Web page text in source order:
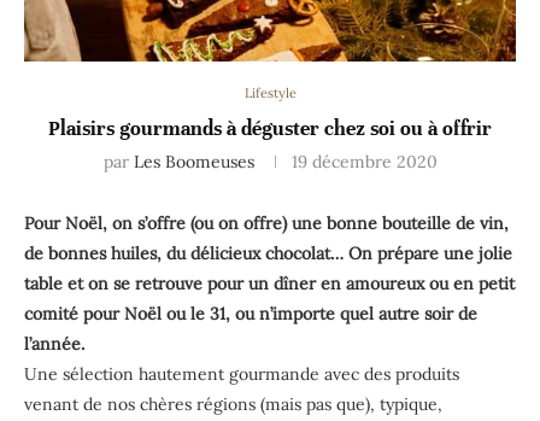
Lifestyle
Plaisirs gourmands à déguster chez soi ou à offrir
par Les Boomeuses 19 décembre 2020
Pour Noël, on s’offre (ou on offre) une bonne bouteille de vin,
de bonnes huiles, du délicieux chocolat… On prépare une jolie
table et on se retrouve pour un dîner en amoureux ou en petit
comité pour Noël ou le 31, ou n’importe quel autre soir de
l’année.
Une sélection hautement gourmande avec des produits
venant de nos chères régions (mais pas que), typique,